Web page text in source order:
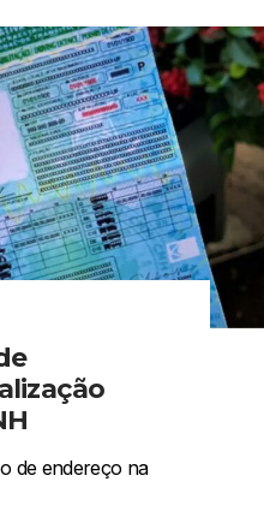
de endereço na